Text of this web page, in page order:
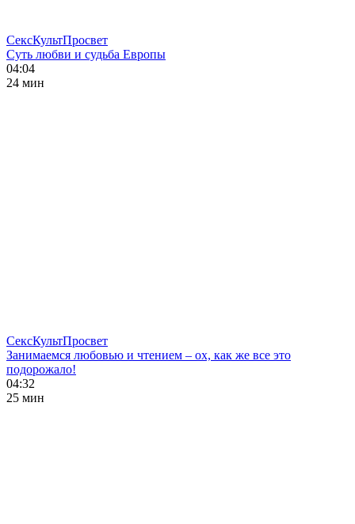
СексКультПросвет
Суть любви и судьба Европы
04:04
24 мин
СексКультПросвет
Занимаемся любовью и чтением – ох, как же все это
подорожало!
04:32
25 мин